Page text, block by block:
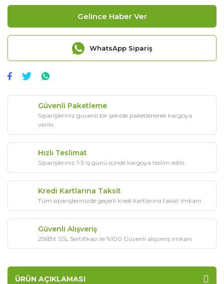
Gelince Haber Ver
WhatsApp Sipariş
Güvenli Paketleme
Siparişleriniz güvenli bir şekilde paketlenerek kargoya
verilir.
Hızlı Teslimat
Siparişleriniz 1-5 iş günü içinde kargoya teslim edilir.
Kredi Kartlarına Taksit
Tüm siparişlerinizde geçerli kredi kartlarına taksit imkanı
Güvenli Alışveriş
256Bit SSL Sertifikası ile %100 Güvenli alışveriş imkanı
ÜRÜN AÇIKLAMASI